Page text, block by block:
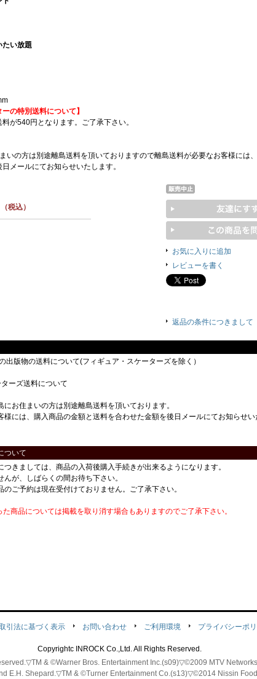
たい放題
の特別送料について】
が540円となります。ご了承下さい。
いの方は別途離島送料を頂いておりますので離島送料が必要なお客様には
メールにてお知らせいたします。
（税込）
お気に入りに追加
レビューを書く
返品の条件につきまして
出版物の送料について(フィギュア・スケーターズを除く）
ーズ送料について
にお住まいの方は別途離島送料を頂いております。
様には、購入商品の金額と送料を合わせた金額を後日メールにてお知らせ
ついて
つきましては、商品の入荷後購入手続きが出来るようになります。
が、しばらくの間お待ち下さい。
のご予約は現在受付けておりません。ご了承下さい。
商品については掲載を取り消す場合もありますのでご了承下さい。
引法に基づく表示 お問い合わせ ご利用環境 プライバシーポ
Copyrightc INROCK Co.,Ltd. All Rights Reserved.
& ©Warner Bros. Entertainment Inc.(s09)▽©2009 MTV
E.H. Shepard.▽TM & ©Turner Entertainment Co.(s13)▽©2014 Nissin